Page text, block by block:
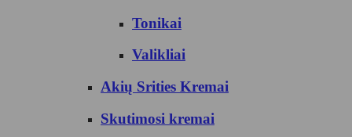
Tonikai
Valikliai
Akių Srities Kremai
Skutimosi kremai